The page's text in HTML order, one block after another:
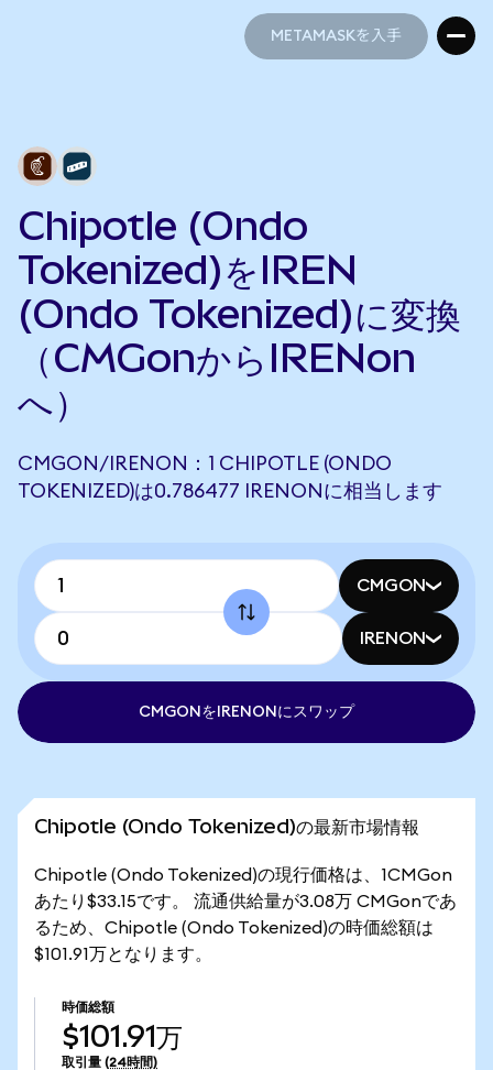
METAMASKを入手
Chipotle (Ondo
Tokenized)をIREN
(Ondo Tokenized)に変換
（CMGonからIRENon
へ）
CMGON/IRENON：1 CHIPOTLE (ONDO
TOKENIZED)は0.786477 IRENONに相当します
CMGON
IRENON
CMGONをIRENONにスワップ
Chipotle (Ondo Tokenized)の最新市場情報
Chipotle (Ondo Tokenized)の現行価格は、1CMGon
あたり$33.15です。 流通供給量が3.08万 CMGonであ
るため、Chipotle (Ondo Tokenized)の時価総額は
$101.91万となります。
時価総額
$101.91万
取引量 (24時間)